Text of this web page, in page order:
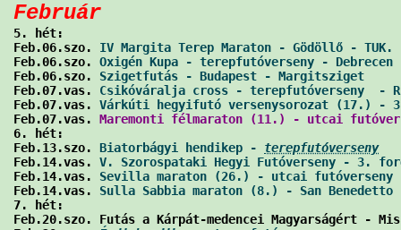
Február
5. hét:
Feb.06.szo. IV Margita Terep Maraton - Gödöllő -
Feb.06.szo. Oxigén Kupa - terepfutóverseny -
Feb.06.szo. Szigetfutás - Budapest - Margitsziget
Feb.07.vas. Csikóváralja cross - terepfutóverseny  -
Feb.07.vas. Várkúti hegyifutó versenysorozat (17.) -
Feb.07.vas. Maremonti félmaraton (11.) - utcai
6. hét:
Feb.13.szo. Biatorbágyi hendikep - terepfutóverseny
Feb.14.vas. V. Szorospataki Hegyi Futóverseny - 3.
Feb.14.vas. Sevilla maraton (26.) - utcai futóverseny
Feb.14.vas. Sulla Sabbia maraton (8.) - San
7. hét:
Feb.20.szo. Futás a Kárpát-medencei